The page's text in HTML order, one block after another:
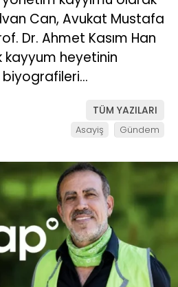
Can, Avukat Mustafa
Dr. Ahmet Kasım Han
kayyum heyetinin
TÜM YAZILARI
Asayiş Gündem